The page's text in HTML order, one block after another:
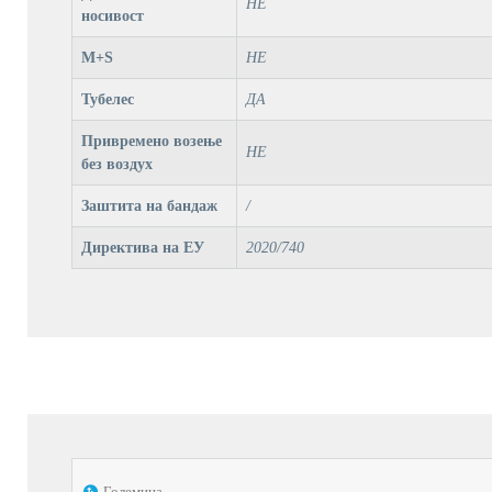
носивост
НЕ
M+S НЕ
Тубелес ДА
Привремено возење
без воздух
НЕ
Заштита на бандаж /
Директива на ЕУ 2020/740